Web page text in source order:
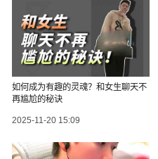
如何成为有趣的灵魂？和女生聊天不
再尴尬的秘诀
2025-11-20 15:09